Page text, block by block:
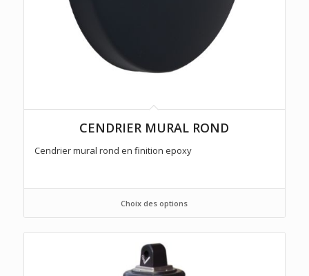
CENDRIER MURAL ROND
Cendrier mural rond en finition epoxy
Choix des options